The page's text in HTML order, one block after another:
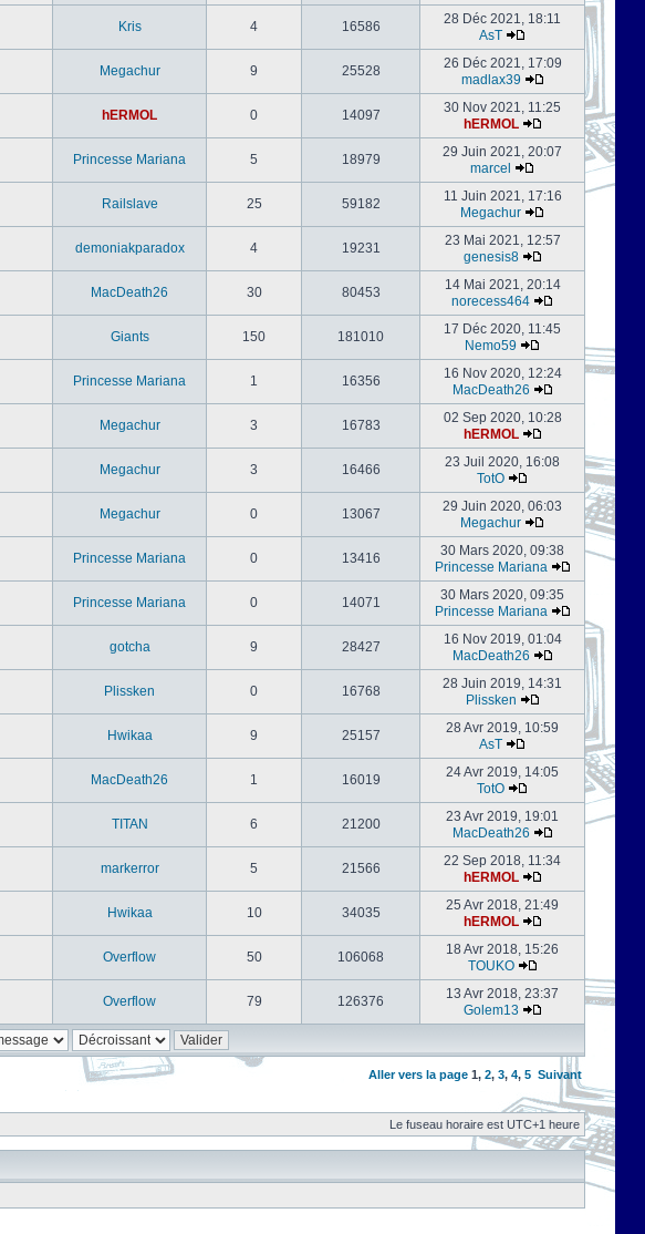
Kris 4 16586
28 Déc 2021, 18:11
AsT
Megachur 9 25528
26 Déc 2021, 17:09
madlax39
hERMOL 0 14097
30 Nov 2021, 11:25
hERMOL
Princesse Mariana 5 18979
29 Juin 2021, 20:07
marcel
Railslave 25 59182
11 Juin 2021, 17:16
Megachur
demoniakparadox 4 19231
23 Mai 2021, 12:57
genesis8
MacDeath26 30 80453
14 Mai 2021, 20:14
norecess464
Giants 150 181010
17 Déc 2020, 11:45
Nemo59
Princesse Mariana 1 16356
16 Nov 2020, 12:24
MacDeath26
Megachur 3 16783
02 Sep 2020, 10:28
hERMOL
Megachur 3 16466
23 Juil 2020, 16:08
TotO
Megachur 0 13067
29 Juin 2020, 06:03
Megachur
Princesse Mariana 0 13416
30 Mars 2020, 09:38
Princesse Mariana
Princesse Mariana 0 14071
30 Mars 2020, 09:35
Princesse Mariana
gotcha 9 28427
16 Nov 2019, 01:04
MacDeath26
Plissken 0 16768
28 Juin 2019, 14:31
Plissken
Hwikaa 9 25157
28 Avr 2019, 10:59
AsT
MacDeath26 1 16019
24 Avr 2019, 14:05
TotO
TITAN 6 21200
23 Avr 2019, 19:01
MacDeath26
markerror 5 21566
22 Sep 2018, 11:34
hERMOL
Hwikaa 10 34035
25 Avr 2018, 21:49
hERMOL
Overflow 50 106068
18 Avr 2018, 15:26
TOUKO
Overflow 79 126376
13 Avr 2018, 23:37
Golem13
Aller vers la page 1, 2, 3, 4, 5 Suivant
Le fuseau horaire est UTC+1 heure